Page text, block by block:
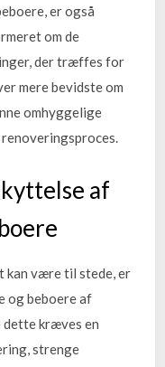
er også
om de
der træffes for
mere bevidste om
omhyggelige
af
kan være til stede, er
og beboere af
kræves en
strenge